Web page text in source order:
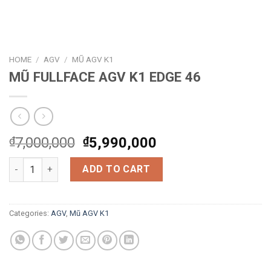
HOME / AGV / MŨ AGV K1
MŨ FULLFACE AGV K1 EDGE 46
₫7,000,000 Original
price
was:
₫7,000,000.
₫5,990,000
price
₫5,990,000.
MŨ FULLFACE AGV K1 EDGE 46 quantity
ADD TO CART
Categories: AGV, Mũ AGV K1